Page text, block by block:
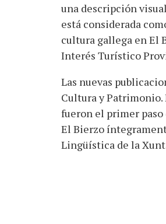
una descripción
está considerada
cultura gallega en El
Interés Turístico
Las nuevas
Cultura y Patrimonio.
fueron el primer paso
El Bierzo
Lingüística de la